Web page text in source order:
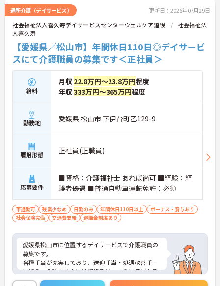
通所介護（デイサービス） 更新日：2026年07月29日
社会福祉法人喜久寿デイサービスセンターウェルケア道後
社会福祉法
人喜久寿
【愛媛県／松山市】年間休日110日◎デイサービ
スにて介護職員の募集です＜正社員＞
給料
月収 22.8万円～23.8万円程度
年収333万円～365万円程度
勤務地 愛媛県 松山市 下伊台町乙129-9
雇用形態 正社員(正職員)
応募要件
■資格：介護福祉士 あれば尚可 ■経験：経
験者優遇 ■普通自動車運転免許：必須
車通勤可 残業少なめ 日勤のみ 年間休日110日以上
ボーナス・賞与あり
社会保険完備
交通費支給 退職金制度あり
愛媛県松山市に位置するデイサービスで介護職員の
募集です。
各種手当が充実しており、送迎手当・処遇改善手当
に加え、介護福祉士には資格手当、さらに子ども手
当も支給されるなど、スタッフの生活を支える制度